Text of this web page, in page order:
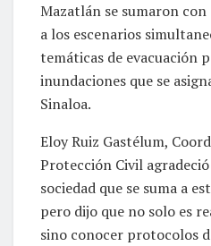
Mazatlán se sumaron
a los escenarios
temáticas de evacuación
inundaciones que se
Sinaloa.
Eloy Ruiz Gastélum,
Protección Civil
sociedad que se suma a
pero dijo que no solo es
sino conocer protocolos